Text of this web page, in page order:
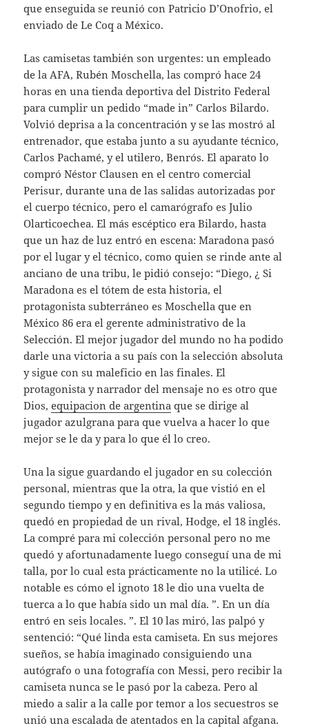
que enseguida se reunió con Patricio D’Onofrio, el
enviado de Le Coq a México.
Las camisetas también son urgentes: un empleado
de la AFA, Rubén Moschella, las compró hace 24
horas en una tienda deportiva del Distrito Federal
para cumplir un pedido “made in” Carlos Bilardo.
Volvió deprisa a la concentración y se las mostró al
entrenador, que estaba junto a su ayudante técnico,
Carlos Pachamé, y el utilero, Benrós. El aparato lo
compró Néstor Clausen en el centro comercial
Perisur, durante una de las salidas autorizadas por
el cuerpo técnico, pero el camarógrafo es Julio
Olarticoechea. El más escéptico era Bilardo, hasta
que un haz de luz entró en escena: Maradona pasó
por el lugar y el técnico, como quien se rinde ante al
anciano de una tribu, le pidió consejo: “Diego, ¿ Si
Maradona es el tótem de esta historia, el
protagonista subterráneo es Moschella que en
México 86 era el gerente administrativo de la
Selección. El mejor jugador del mundo no ha podido
darle una victoria a su país con la selección absoluta
y sigue con su maleficio en las finales. El
protagonista y narrador del mensaje no es otro que
Dios,equipacion de argentina que se dirige al
jugador azulgrana para que vuelva a hacer lo que
mejor se le da y para lo que él lo creo.
Una la sigue guardando el jugador en su colección
personal, mientras que la otra, la que vistió en el
segundo tiempo y en definitiva es la más valiosa,
quedó en propiedad de un rival, Hodge, el 18 inglés.
La compré para mi colección personal pero no me
quedó y afortunadamente luego conseguí una de mi
talla, por lo cual esta prácticamente no la utilicé. Lo
notable es cómo el ignoto 18 le dio una vuelta de
tuerca a lo que había sido un mal día. ”. En un día
entró en seis locales. ”. El 10 las miró, las palpó y
sentenció: “Qué linda esta camiseta. En sus mejores
sueños, se había imaginado consiguiendo una
autógrafo o una fotografía con Messi, pero recibir la
camiseta nunca se le pasó por la cabeza. Pero al
miedo a salir a la calle por temor a los secuestros se
unió una escalada de atentados en la capital afgana.